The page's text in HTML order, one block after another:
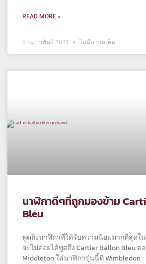
READ MORE »
6 กุมภาพันธ์ 2023 ไม่มีความเห็น
นาฬิกาดีๆที่ถูกมองข้าม
Bleu
พูดถึงนาฬิกาที่ได้รับความนิยมมากที่สุดใ
จะไม่ค่อยได้พูดถึง Cartier Ballon Bleu ต
Middleton ใส่นาฬิการุ่นนี้ที่ Wimbledon